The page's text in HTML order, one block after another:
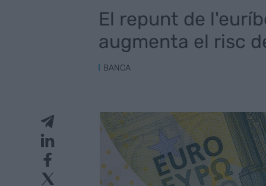
El repunt de
augmenta el risc
BANCA